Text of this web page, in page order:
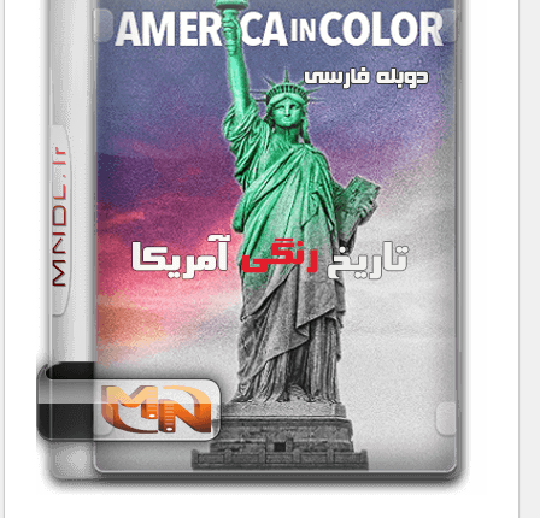
سرگرمی
شناخت کودکان
طبیعت
علم و فناوری
فرهنگ / هنر
کیهان / نجوم
ماورایی
مسابقات / ورزشی
مستند های اختصاصی